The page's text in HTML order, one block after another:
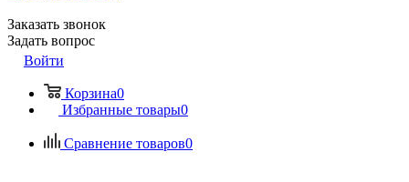
Заказать звонок
Задать вопрос
Войти
Корзина0
Избранные товары0
Сравнение товаров0